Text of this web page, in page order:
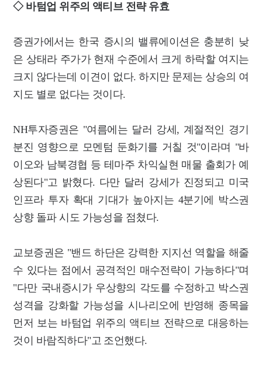
◇ 바텀업 위주의 액티브 전략 유효
증권가에서는 한국 증시의 밸류에이션은 충분히 낮
은 상태라 주가가 현재 수준에서 크게 하락할 여지는
크지 않다는데 이견이 없다. 하지만 문제는 상승의 여
지도 별로 없다는 것이다.
NH투자증권은 "여름에는 달러 강세, 계절적인 경기
분진 영향으로 모멘텀 둔화기를 거칠 것"이라며 "바
이오와 남북경협 등 테마주 차익실현 매물 출회가 예
상된다"고 밝혔다. 다만 달러 강세가 진정되고 미국
인프라 투자 확대 기대가 높아지는 4분기에 박스권
상향 돌파 시도 가능성을 점쳤다.
교보증권은 "밴드 하단은 강력한 지지선 역할을 해줄
수 있다는 점에서 공격적인 매수전략이 가능하다"며
"다만 국내증시가 우상향의 각도를 수정하고 박스권
성격을 강화할 가능성을 시나리오에 반영해 종목을
먼저 보는 바텀업 위주의 액티브 전략으로 대응하는
것이 바람직하다"고 조언했다.